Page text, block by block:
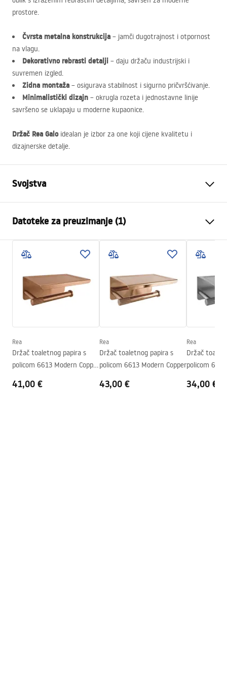
prostore.
Čvrsta metalna konstrukcija – jamči dugotrajnost i otpornost
na vlagu.
Dekorativno rebrasti detalji – daju držaču industrijski i
suvremen izgled.
Zidna montaža – osigurava stabilnost i sigurno pričvršćivanje.
Minimalistički dizajn – okrugla rozeta i jednostavne linije
savršeno se uklapaju u moderne kupaonice.
Držač Rea Galoidealan je izbor za one koji cijene kvalitetu i
dizajnerske detalje.
Svojstva
Materijal
Metal
Način montaže
Na vijke
Širina
175
Visina
50mm
Dubina
70mm
Serija
Leo
Datoteke za preuzimanje (1)
Jamstveni uvjeti
Rea
Držač toaletnog papira s
policom 6613 Modern Copper
41,00 €
Rea
Držač toaletnog papira s
policom 6613 Modern Copper
43,00 €
Rea
Držač
policom
34,00 €